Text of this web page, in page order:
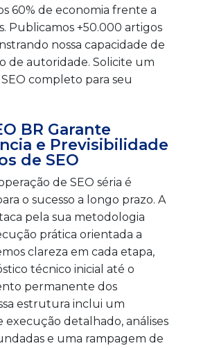
60% de economia frente a
Publicamos +50.000 artigos
nossa capacidade de
de autoridade. Solicite um
completo para seu
BR Garante
e Previsibilidade
de SEO
de SEO séria é
o sucesso a longo prazo. A
pela sua metodologia
prática orientada a
clareza em cada etapa,
técnico inicial até o
permanente dos
estrutura inclui um
execução detalhado, análises
e uma rampagem de